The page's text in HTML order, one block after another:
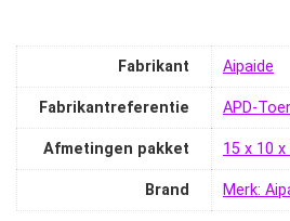
Fabrikant ‎Aipaide
Fabrikantreferentie ‎APD-
Afmetingen pakket ‎15 x 10
Brand Merk: